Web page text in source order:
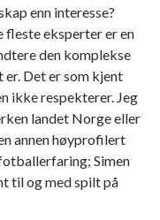
enn interesse?
fleste eksperter er en
den komplekse
Det er som kjent
ikke respekterer. Jeg
landet Norge eller
annen høyprofilert
Simen
til og med spilt på